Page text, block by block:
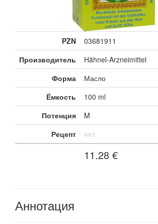
PZN
03681911
Производитель
Hähnel-Arzneimittel
Форма
Масло
Ёмкость
100 ml
Потенция
M
Рецепт
нет
11.28 €
Аннотация